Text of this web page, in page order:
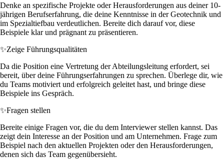
Denke an spezifische Projekte oder Herausforderungen aus deiner 10-
jährigen Berufserfahrung, die deine Kenntnisse in der Geotechnik und
im Spezialtiefbau verdeutlichen. Bereite dich darauf vor, diese
Beispiele klar und prägnant zu präsentieren.
✨Zeige Führungsqualitäten
Da die Position eine Vertretung der Abteilungsleitung erfordert, sei
bereit, über deine Führungserfahrungen zu sprechen. Überlege dir, wie
du Teams motiviert und erfolgreich geleitet hast, und bringe diese
Beispiele ins Gespräch.
✨Fragen stellen
Bereite einige Fragen vor, die du dem Interviewer stellen kannst. Das
zeigt dein Interesse an der Position und am Unternehmen. Frage zum
Beispiel nach den aktuellen Projekten oder den Herausforderungen,
denen sich das Team gegenübersieht.